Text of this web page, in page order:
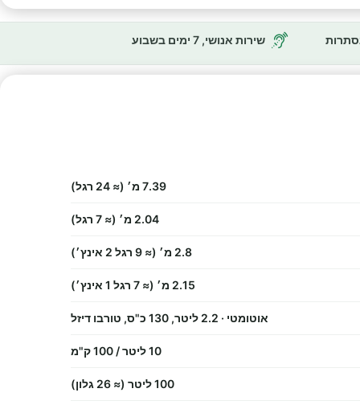
שירות אנושי, 7 ימים בשבוע
7.39 מ׳ (≈ 24 רגל)
2.04 מ׳ (≈ 7 רגל)
2.8 מ׳ (≈ 9 רגל 2 אינץ׳)
2.15 מ׳ (≈ 7 רגל 1 אינץ׳)
אוטומטי · 2.2 ליטר, 130 כ"ס, טורבו דיזל
10 ליטר / 100 ק"מ
100 ליטר (≈ 26 גלון)